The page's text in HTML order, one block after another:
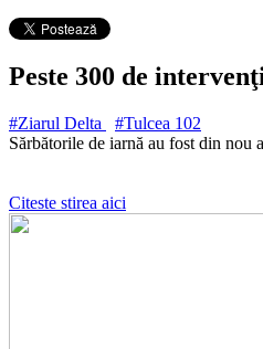
Peste 300 de
#Ziarul Delta #Tulcea 102
Sărbătorile de iarnă au fost din nou
Citeste stirea aici